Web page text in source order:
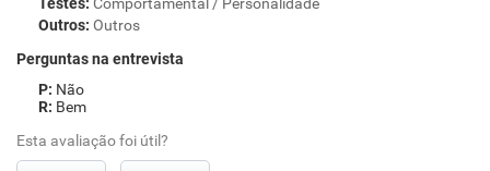
Outros: Outros
Perguntas na entrevista
Não
Bem
Esta avaliação foi útil?